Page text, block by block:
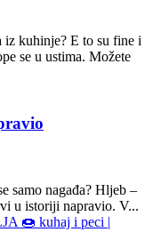
iz kuhinje? E to su fine i
se u ustima. Možete
samo nagađa? Hljeb –
u istoriji napravio. V...